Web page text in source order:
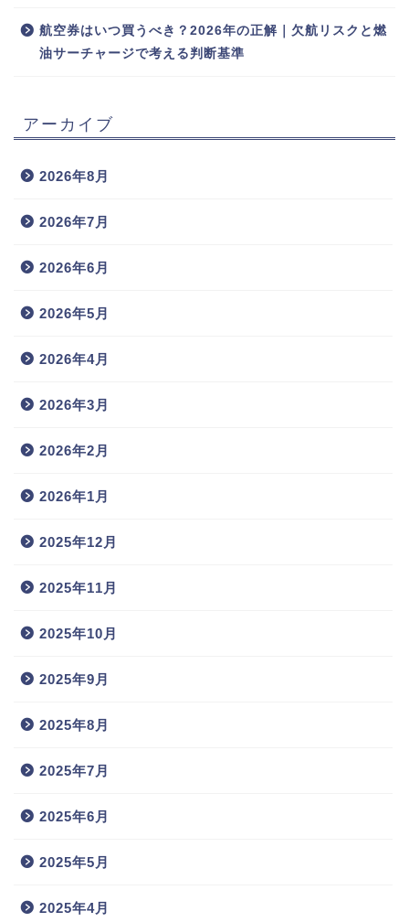
航空券はいつ買うべき？2026年の正解｜欠航リスクと燃
油サーチャージで考える判断基準
アーカイブ
2026年8月
2026年7月
2026年6月
2026年5月
2026年4月
2026年3月
2026年2月
2026年1月
2025年12月
2025年11月
2025年10月
2025年9月
2025年8月
2025年7月
2025年6月
2025年5月
2025年4月